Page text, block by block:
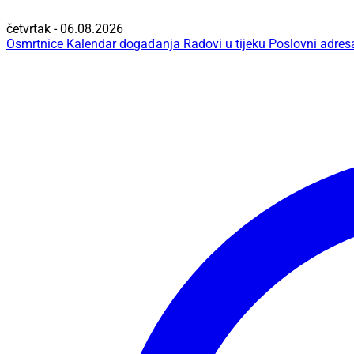
četvrtak - 06.08.2026
Osmrtnice Kalendar događanja Radovi u tijeku Poslovni